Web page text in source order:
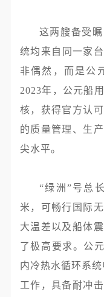
这两艘备受
统均来自同一家
非偶然，而是公
2023年，公元船
核，获得官方认
的质量管理、生
尖水平。
“绿洲”号总
米，可畅行国际
大温差以及船体
了极高要求。公
内冷热水循环系
工作，具备耐冲